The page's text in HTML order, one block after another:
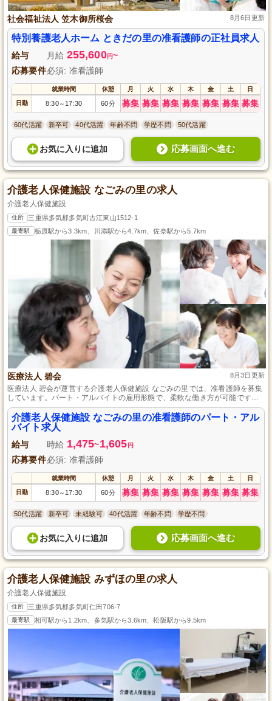
社会福祉法人 笠木御所桜会 8月6日更新
特別養護老人ホーム ときだの里の准看護師の正社員求人
給与 月給 255,600円~
応募要件必須: 准看護師
就業時間 休憩 月 火 水 木 金 土 日
日勤 8:30～ 17:30 60分 募集 募集 募集 募集 募集 募集 募集
60代活躍 新卒可 40代活躍 年齢不問 学歴不問 50代活躍
お気に入り に追加 応募画面へ進む
介護老人保健施設 なごみの里の求人
介護老人保健施設
住所 三重県多気郡多気町古江東山1512-1
最寄駅 栃原駅から3.3km、川添駅から4.7km、佐奈駅から5.7km
医療法人 碧会 8月3日更新
医療法人 碧会が運営する介護老人保健施設 なごみの里では、准看護師を募集
しています。パート・アルバイトの雇用形態で、柔軟な働き方が可能です。
高齢者の健康と生活を支えるやりがいのある職場で、あなたの経験とスキル
を生かしてみませんか？温かな職場環境で、働きやすさを実感してくださ
い。興味がある方はぜひご応募ください。
介護老人保健施設 なごみの里の准看護師のパート・アル
バイト求人
給与 時給 1,475~1,605 円
応募要件必須: 准看護師
就業時間 休憩 月 火 水 木 金 土 日
日勤 8:30～ 17:30 60分 募集 募集 募集 募集 募集 募集 募集
50代活躍 新卒可 未経験可 40代活躍 年齢不問 学歴不問
お気に入り に追加 応募画面へ進む
介護老人保健施設 みずほの里の求人
介護老人保健施設
住所 三重県多気郡多気町仁田706-7
最寄駅 相可駅から1.2km、多気駅から3.6km、松阪駅から9.5km